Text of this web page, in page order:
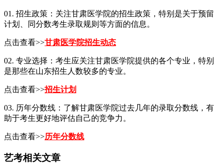
01. 招生政策：关注甘肃医学院的招生政策，特别是关于预留
计划、同分数考生录取规则等方面的信息。
点击查看>>甘肃医学院招生动态
02. 专业选择：考生应关注甘肃医学院提供的各个专业，特别
是那些在山东招生人数较多的专业。
点击查看>>招生计划
03. 历年分数线：了解甘肃医学院过去几年的录取分数线，有
助于考生更好地评估自己的竞争力。
点击查看>>历年分数线
艺考相关文章